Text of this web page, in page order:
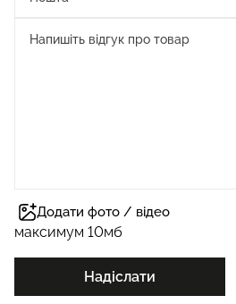
Додати фото / відео
максимум 10мб
Надіслати